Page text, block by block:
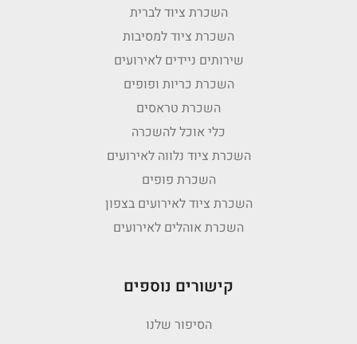
השכרת ציוד לברית
השכרת ציוד למסיבות
שירותים ניידים לאירועים
השכרת כריות ופופים
השכרת טראסים
כלי אוכל להשכרה
השכרת ציוד נלווה לאירועים
השכרת פופים
השכרת ציוד לאירועים בצפון
השכרת אוהלים לאירועים
קישורים נוספים
הסיפור שלנו